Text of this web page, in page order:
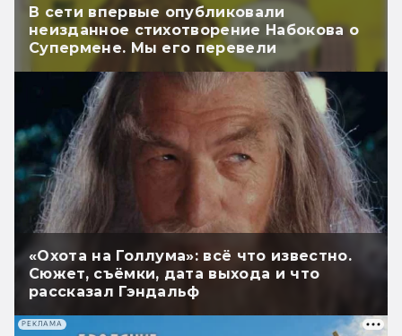
В сети впервые опубликовали
неизданное стихотворение Набокова о
Супермене. Мы его перевели
«Охота на Голлума»: всё что известно.
Сюжет, съёмки, дата выхода и что
рассказал Гэндальф
РЕКЛАМА